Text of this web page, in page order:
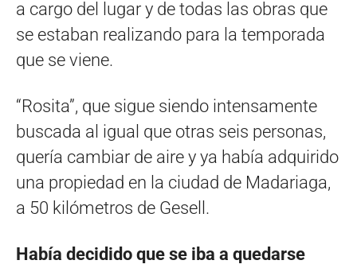
a cargo del lugar y de todas las obras que
se estaban realizando para la temporada
que se viene.
“Rosita”, que sigue siendo intensamente
buscada al igual que otras seis personas,
quería cambiar de aire y ya había adquirido
una propiedad en la ciudad de Madariaga,
a 50 kilómetros de Gesell.
Había decidido que se iba a quedarse